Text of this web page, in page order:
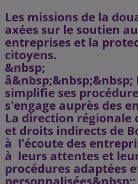
Les missions de la
axées sur le soutien
entreprises et la
citoyens.
&nbsp;
simplifie ses
s'engage auprès des
La direction régionale
et droits indirects de
à l'écoute des
à leurs attentes et
procédures adaptées